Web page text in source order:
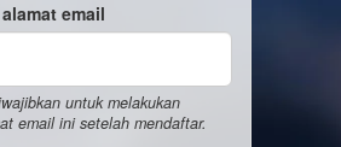
email
untuk melakukan
email ini setelah mendaftar.